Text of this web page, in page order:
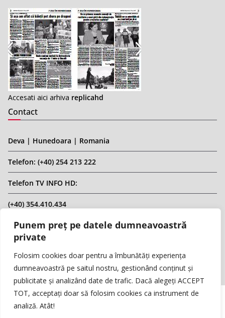
Punem preț pe datele dumneavoastră
private
Folosim cookies doar pentru a îmbunătăți experiența
dumneavoastră pe saitul nostru, gestionând conținut și
publicitate și analizând date de trafic. Dacă alegeți ACCEPT
TOT, acceptați doar să folosim cookies ca instrument de
analiză. Atât!
Accesati aici arhiva replicahd
Contact
Deva | Hunedoara | Romania
Telefon: (+40) 254 213 222
Telefon TV INFO HD:
(+40) 354.410.434
Email: infohd20@gmail.com
Website: www.replicahd.ro